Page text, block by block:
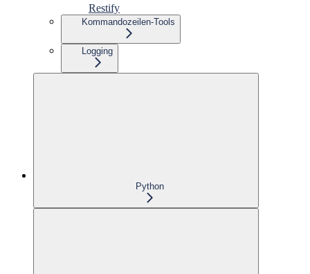
Restify
Kommandozeilen-Tools
Logging
Python